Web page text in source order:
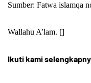
Sumber: Fatwa islamqa
Wallahu A’lam. []
Ikuti kami